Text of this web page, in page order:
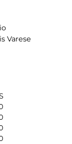
Varese